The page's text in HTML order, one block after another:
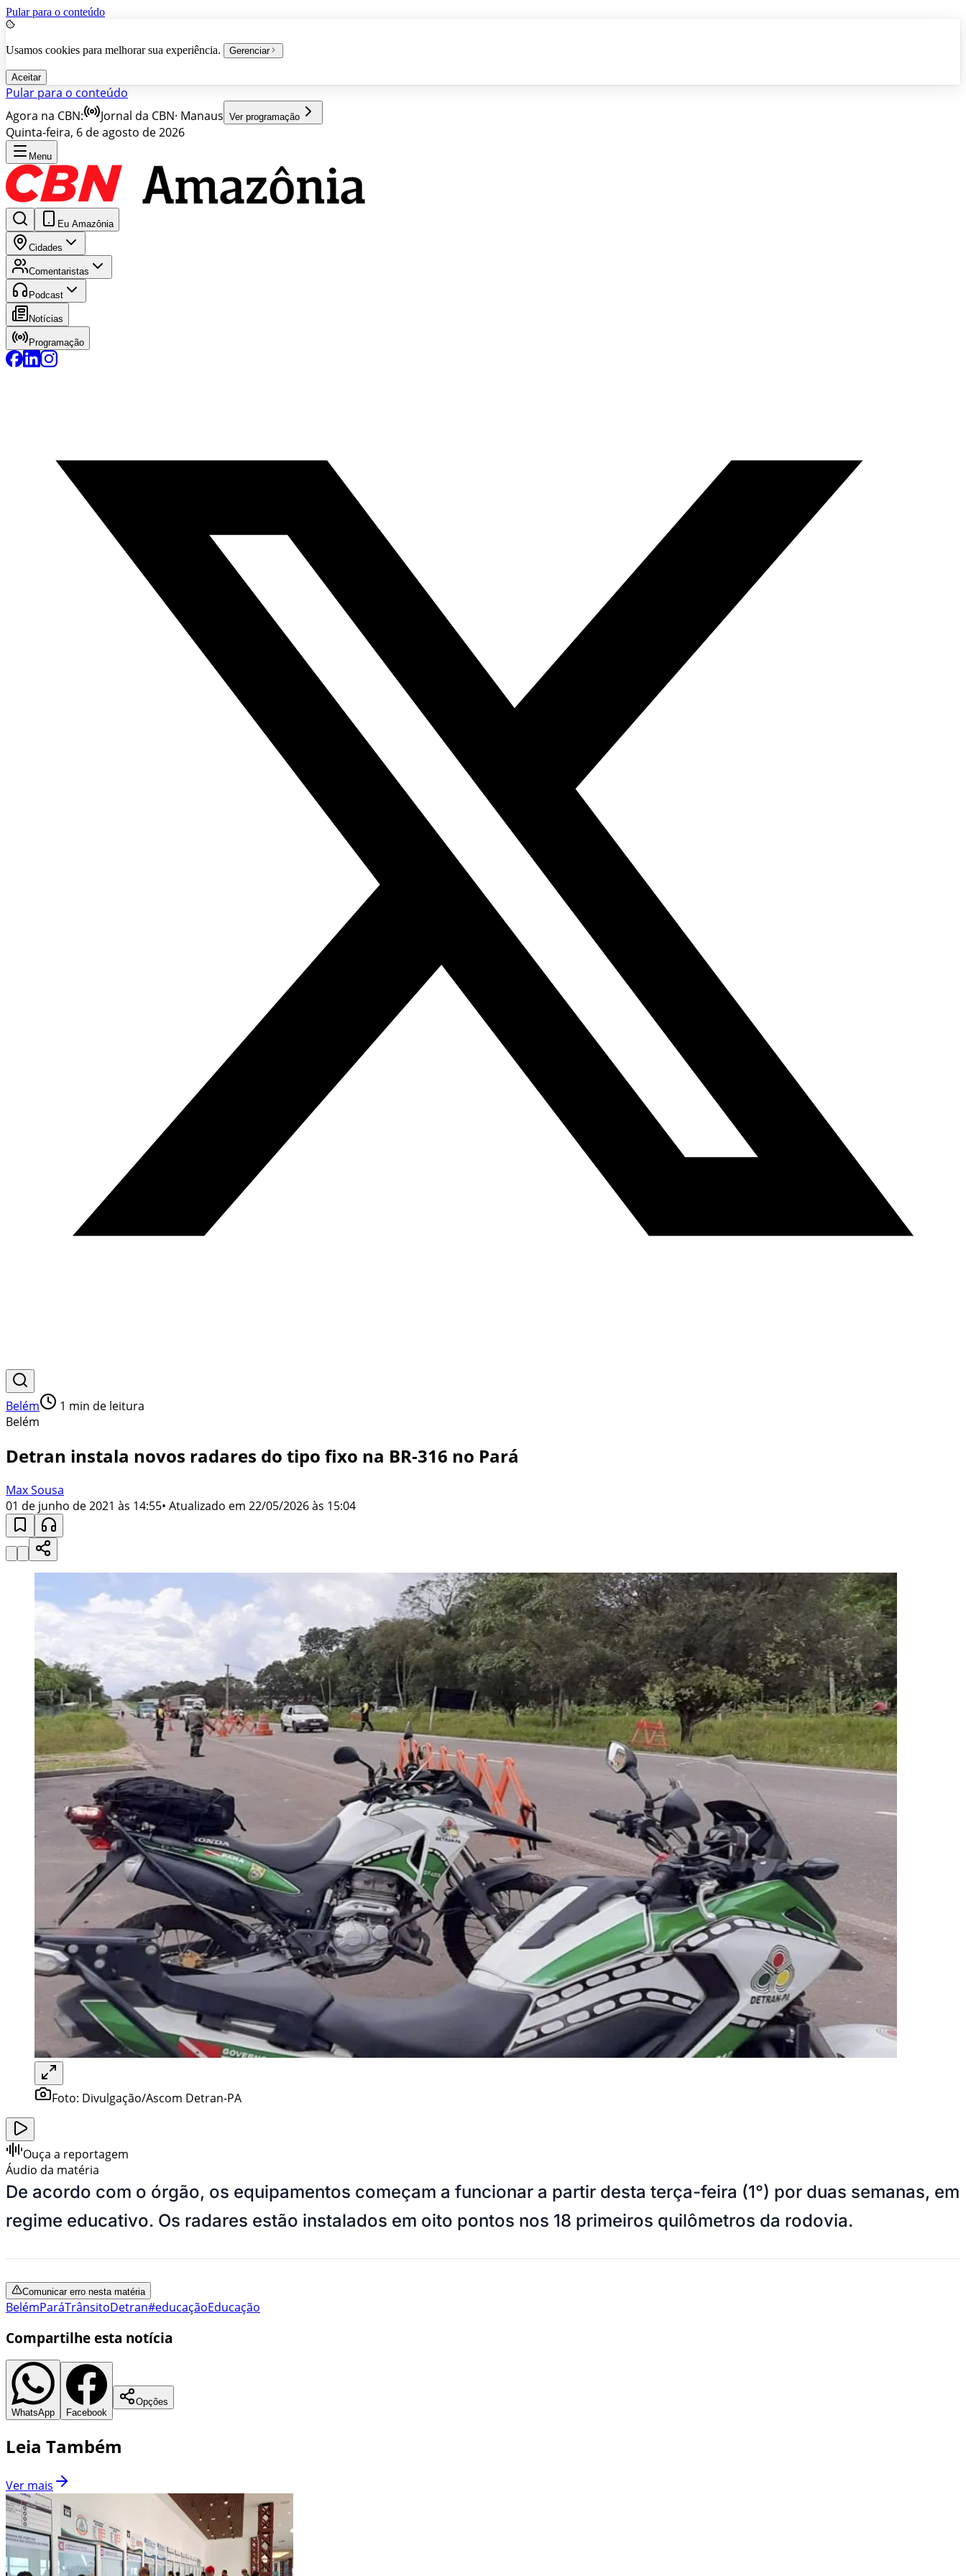
Pular para o conteúdo
Usamos cookies para melhorar sua experiência. Gerenciar
Aceitar
Pular para o conteúdo
Agora na CBN:
Jornal da CBN· Manaus Ver programação
Quinta-feira, 6 de agosto de 2026
Menu
Eu Amazônia
Cidades
Comentaristas
Podcast
Notícias
Programação
Belém 1 min de leitura
Belém
Detran instala novos radares do tipo fixo na BR-316 no Pará
Max Sousa
01 de junho de 2021 às 14:55• Atualizado em 22/05/2026 às 15:04
Foto: Divulgação/Ascom Detran-PA
Ouça a reportagem
Áudio da matéria
De acordo com o órgão, os equipamentos começam a funcionar a partir desta terça-feira (1°) por duas semanas, em
regime educativo. Os radares estão instalados em oito pontos nos 18 primeiros quilômetros da rodovia.
Comunicar erro nesta matéria
BelémParáTrânsitoDetran#educaçãoEducação
Compartilhe esta notícia
WhatsApp Facebook
Opções
Leia Também
Ver mais